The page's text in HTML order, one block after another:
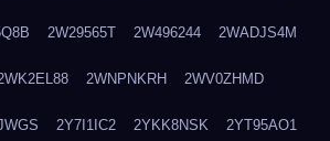
2W29565T 2W496244 2WADJS4M
2WNPNKRH 2WV0ZHMD
2Y7I1IC2 2YKK8NSK 2YT95AO1